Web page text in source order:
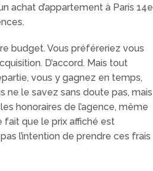
achat d’appartement à Paris 14e
budget. Vous préféreriez vous
D’accord. Mais tout
vous y gagnez en temps,
ne le savez sans doute pas, mais
honoraires de l’agence, même
fait que le prix affiché est
l’intention de prendre ces frais